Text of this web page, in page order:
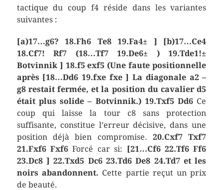
tactique du coup f4 réside dans les variantes
suivantes :
[a)17…g6? 18.Fh6 Te8 19.Fa4± ] [b)17…Ce4
18.Cf7!Rf7 (18…Tf7 19.De6± ) 19.Tde1!±
Botvinnik ] 18.f5 exf5 (Une faute positionnelle
après [18…Dd6 19.fxe fxe ] La diagonale a2 –
g8 restait fermée, et la position du cavalier d5
était plus solide – Botvinnik.) 19.Txf5 Dd6 Ce
coup qui laisse la tour c8 sans protection
suffisante, constitue l’erreur décisive, dans une
position déjà bien compromise.20.Cxf7 Txf7
21.Fxf6 Fxf6 Forcé car si: [21…Cf6 22.Tf6 Ff6
23.Dc8 ]22.Txd5 Dc6 23.Td6 De8 24.Td7 et les
noirs abandonnent. Cette partie reçut un prix
de beauté.